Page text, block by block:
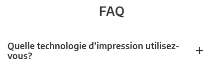
FAQ
Quelle technologie d’impression utilisez-
vous?